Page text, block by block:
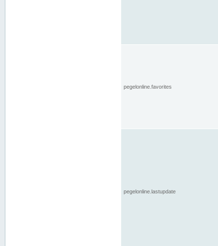
pegelonline.favorites
pegelonline.lastupdate